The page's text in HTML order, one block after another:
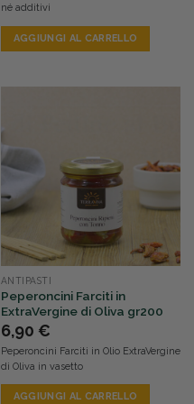
né additivi
AGGIUNGI AL CARRELLO
ANTIPASTI
Peperoncini Farciti in
ExtraVergine di Oliva gr200
6,90 €
Peperoncini Farciti in Olio ExtraVergine
di Oliva in vasetto
AGGIUNGI AL CARRELLO